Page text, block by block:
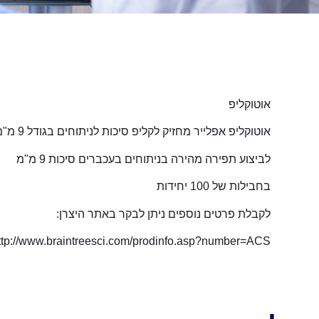
אוטוקליפ
אוטוקליפ אפלייר מחזיק לקליפ סיכות לניתוחים בגודל 9 מ"מ
לביצוע תפירה מהירה בניתוחים בעכברים סיכות 9 מ"מ
בחבילות של 100 יחידות
לקבלת פרטים נוספים ניתן לבקר באתר היצרן:
www.braintreesci.com/prodinfo.asp?number=ACS